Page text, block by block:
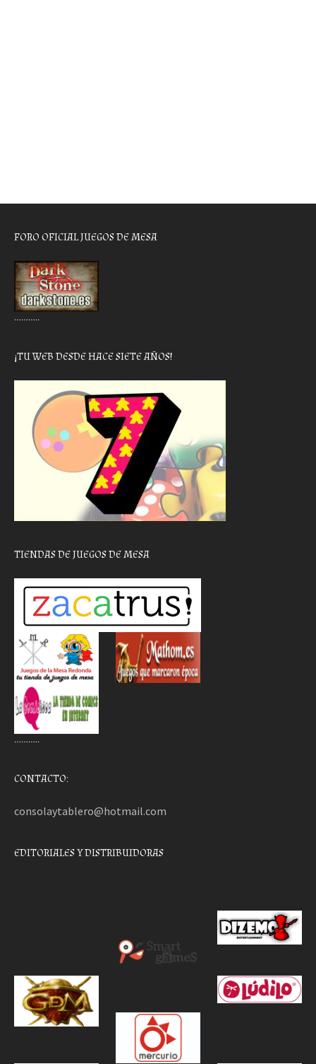
FORO OFICIAL JUEGOS DE MESA
………..
¡TU WEB DESDE HACE SIETE AÑOS!
TIENDAS DE JUEGOS DE MESA
………..
CONTACTO:
consolaytablero@hotmail.com
EDITORIALES Y DISTRIBUIDORAS